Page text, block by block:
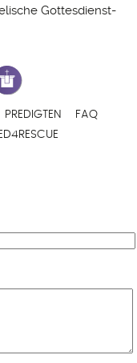
Gottesdienst-
PREDIGTEN
FAQ